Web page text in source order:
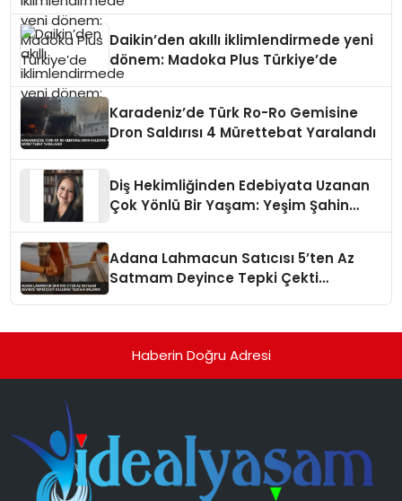
Daikin’den akıllı iklimlendirmede yeni
dönem: Madoka Plus Türkiye’de
Karadeniz’de Türk Ro-Ro Gemisine
Dron Saldırısı 4 Mürettebat Yaralandı
Diş Hekimliğinden Edebiyata Uzanan
Çok Yönlü Bir Yaşam: Yeşim Şahin
Adana Lahmacun Satıcısı 5’ten Az
Satmam Deyince Tepki Çekti
Haberin Doğru Adresi